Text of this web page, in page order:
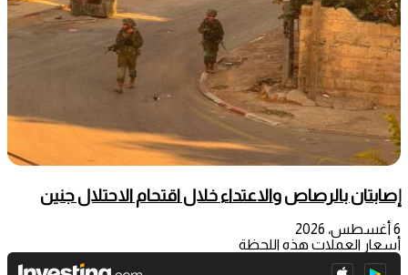
إصابتان بالرصاص والاعتداء خلال اقتحام الاحتلال جنين
6 أغسطس، 2026
أسعار العملات هذه اللحظة